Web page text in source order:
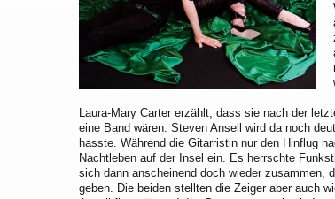
Laura-Mary Carter erzählt, dass sie nach der
eine Band wären. Steven Ansell wird da noch
hasste. Während die Gitarristin nur den Hinflug
Nachtleben auf der Insel ein. Es herrschte
sich dann anscheinend doch wieder zusammen,
geben. Die beiden stellten die Zeiger aber auch